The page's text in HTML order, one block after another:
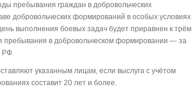
пребывания граждан в добровольческих
добровольческих формирований в особых условиях
выполнения боевых задач будет приравнен к трём
пребывания в добровольческом формировании — за
РФ.
указанным лицам, если выслуга с учётом
составит 20 лет и более.